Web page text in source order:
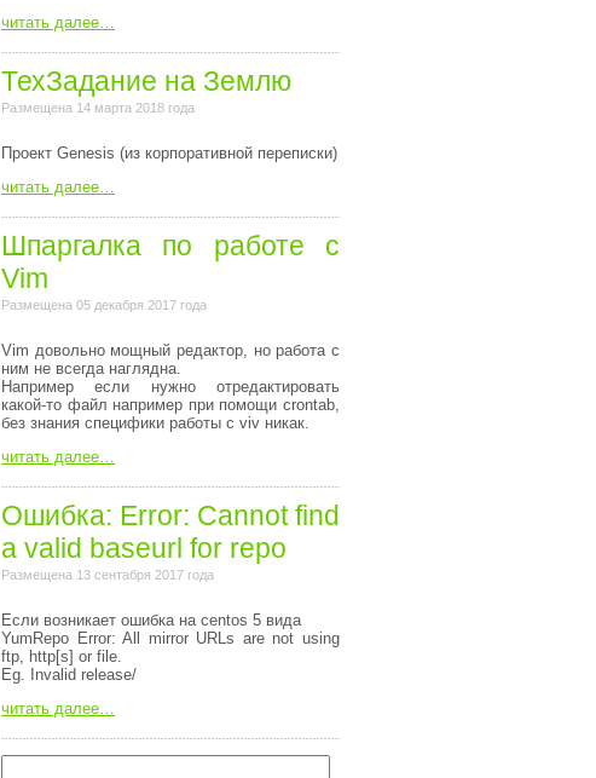
читать далее…
ТехЗадание на Землю
Размещена 14 марта 2018 года
Пpоект Genesis (из коpпоpативной пеpеписки)
читать далее…
Шпаргалка по работе с
Vim
Размещена 05 декабря 2017 года
Vim довольно мощный редактор, но работа с
ним не всегда наглядна.
Например если нужно отредактировать
какой-то файл например при помощи crontab,
без знания специфики работы с viv никак.
читать далее…
Ошибка: Error: Cannot find
a valid baseurl for repo
Размещена 13 сентабря 2017 года
Если возникает ошибка на centos 5 вида
YumRepo Error: All mirror URLs are not using
ftp, http[s] or file.
Eg. Invalid release/
читать далее…